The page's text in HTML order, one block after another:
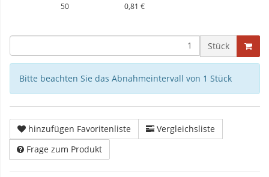
50
0,81 €
Stück
Bitte beachten Sie das Abnahmeintervall von 1 Stück
hinzufügen Favoritenliste
Vergleichsliste
Frage zum Produkt